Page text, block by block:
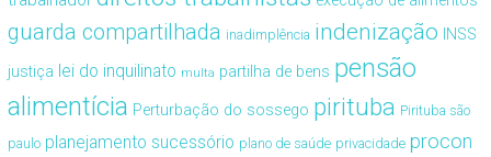
guarda compartilhada inadimplência indenização INSS
justiça lei do inquilinato multa partilha de bens pensão
alimentícia Perturbação do sossego pirituba Pirituba são
paulo planejamento sucessório plano de saúde privacidade procon